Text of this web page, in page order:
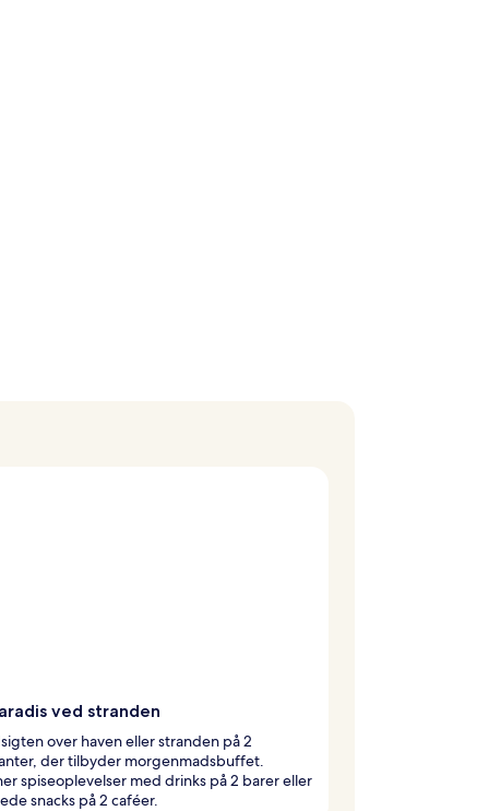
ved stranden
over haven eller stranden på 2
der tilbyder morgenmadsbuffet.
spiseoplevelser med drinks på 2 barer eller
snacks på 2 caféer.